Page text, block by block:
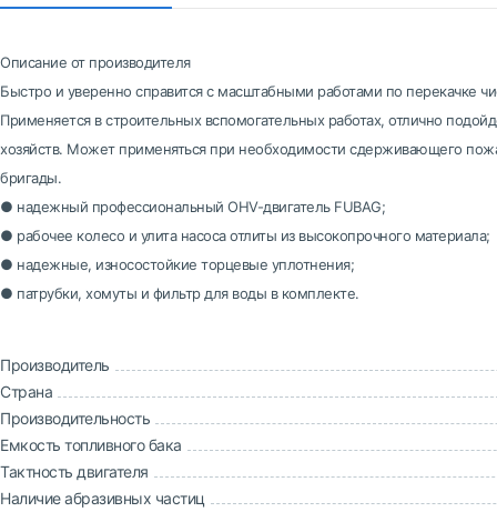
Описание от производителя
Быстро и уверенно справится с масштабными работами по перекачке
Применяется в строительных вспомогательных работах, отлично
хозяйств. Может применяться при необходимости сдерживающего
бригады.
● надежный профессиональный OHV-двигатель FUBAG;
● рабочее колесо и улита насоса отлиты из высокопрочного материала;
● надежные, износостойкие торцевые уплотнения;
● патрубки, хомуты и фильтр для воды в комплекте.
Производитель
Страна
Производительность
Емкость топливного бака
Тактность двигателя
Наличие абразивных частиц